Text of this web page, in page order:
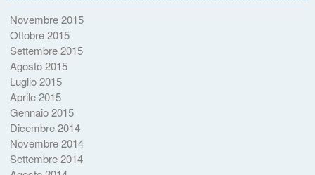
Novembre 2015
Ottobre 2015
Settembre 2015
Agosto 2015
Luglio 2015
Aprile 2015
Gennaio 2015
Dicembre 2014
Novembre 2014
Settembre 2014